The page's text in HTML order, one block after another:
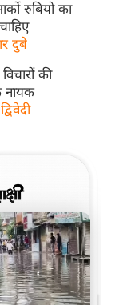
रुबियो का
दुबे
की
नायक